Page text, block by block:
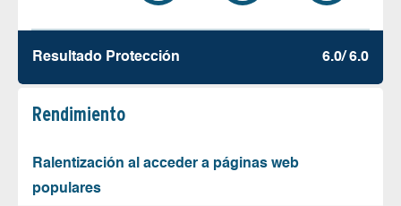
Resultado Protección 6.0/ 6.0
Rendimiento
Ralentización al acceder a páginas web
populares